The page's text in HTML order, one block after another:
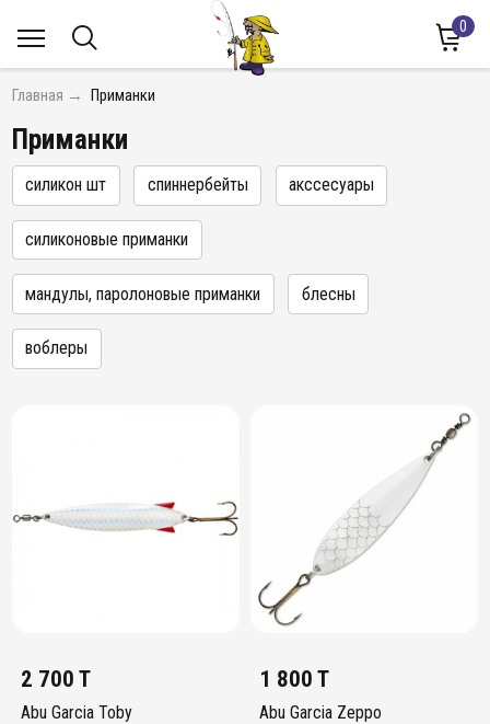
0
Главная → Приманки
Приманки
силикон шт спиннербейты акссесуары
силиконовые приманки
мандулы, паролоновые приманки блесны
воблеры
2 700 T
Abu Garcia Toby
1 800 T
Abu Garcia Zeppo